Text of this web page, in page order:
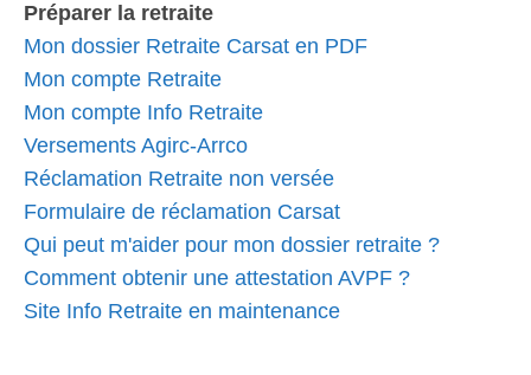
Préparer la retraite
Mon dossier Retraite Carsat en PDF
Mon compte Retraite
Mon compte Info Retraite
Versements Agirc-Arrco
Réclamation Retraite non versée
Formulaire de réclamation Carsat
Qui peut m'aider pour mon dossier retraite ?
Comment obtenir une attestation AVPF ?
Site Info Retraite en maintenance